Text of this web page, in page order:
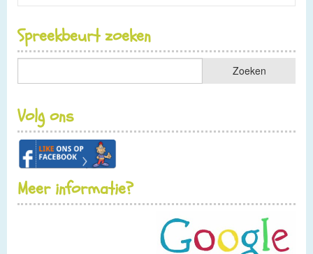
Spreekbeurt zoeken
Volg ons
Meer informatie?